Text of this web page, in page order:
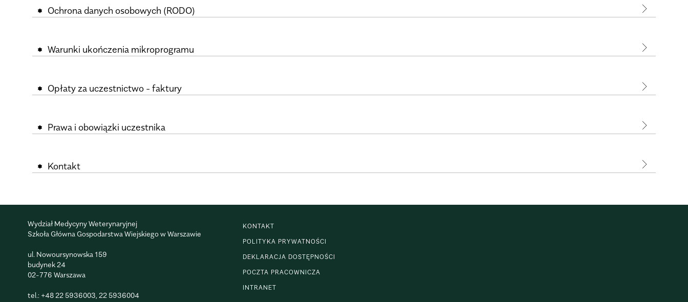
Ochrona danych osobowych (RODO)
Warunki ukończenia mikroprogramu
Opłaty za uczestnictwo - faktury
Prawa i obowiązki uczestnika
Kontakt
Wydział Medycyny Weterynaryjnej
Szkoła Główna Gospodarstwa Wiejskiego w Warszawie
ul. Nowoursynowska 159
budynek 24
02-776 Warszawa
tel.: +48 22 5936003 22 5936004
KONTAKT
POLITYKA PRYWATNOŚCI
DEKLARACJA DOSTĘPNOŚCI
POCZTA PRACOWNICZA
INTRANET